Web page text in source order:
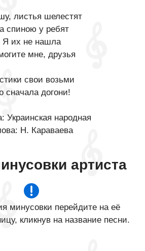
листья шелестят
спиною у ребят
Я их не нашла
мне, друзья
свои возьми
сначала догони!
Украинская народная
Н. Караваева
артиста
минусовки перейдите на её
кликнув на название песни.